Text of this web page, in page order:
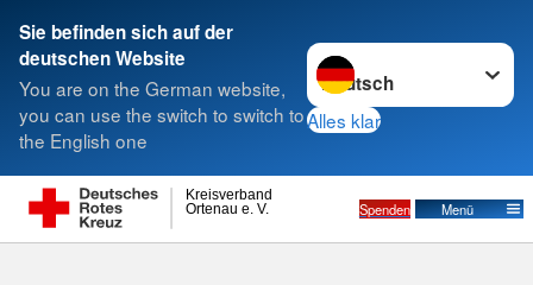
Sie befinden sich auf der
deutschen Website
You are on the German website,
you can use the switch to switch to
the English one
Sprache wechseln zu
Alles klar
Ortenau e. V.
Kreisverband
Spenden Menü
Suche